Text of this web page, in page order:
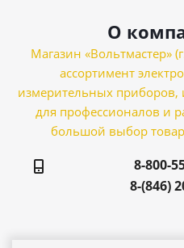
О
Магазин «Вольтмастер»
ассортимент
измерительных приборов,
для профессионалов и
большой выбор
8-800-
8-(846)